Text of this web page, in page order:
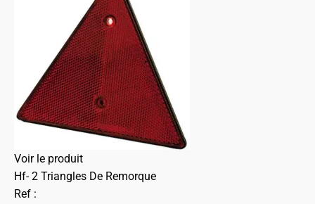
Voir le produit
Hf- 2 Triangles De Remorque
Ref :